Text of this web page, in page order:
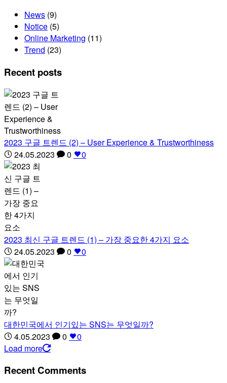
News (9)
Notice (5)
Online Marketing (11)
Trend (23)
Recent posts
2023 구글 트렌드 (2) – User Experience & Trustworthiness
24.05.2023
0 0
2023 최신 구글 트렌드 (1) – 가장 중요한 4가지 요소
24.05.2023
0 0
대한민국에서 인기있는 SNS는 무엇일까?
4.05.2023
0
0
Load more
Recent Comments